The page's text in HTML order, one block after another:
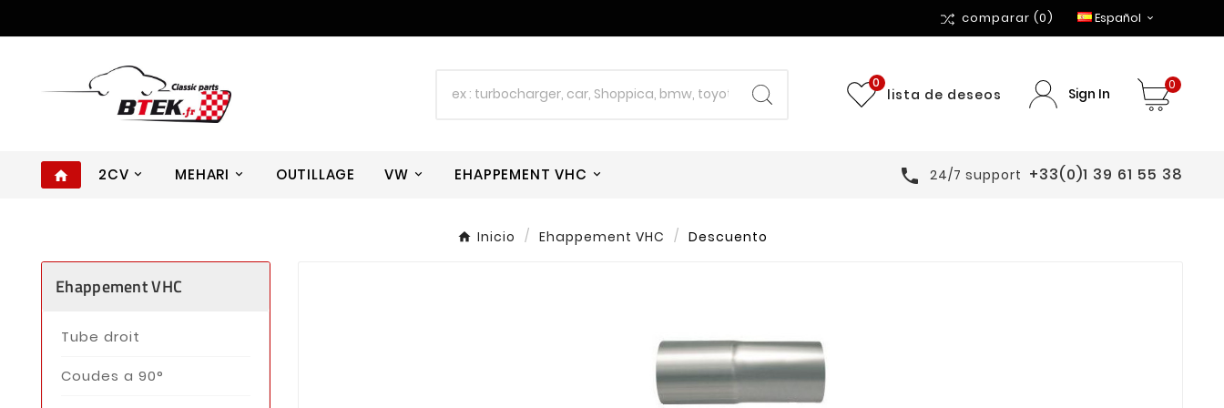
comparar (0) Español 
lista de deseos
0
Sign In
0
home 2CV MEHARI OUTILLAGE VW EHAPPEMENT VHC  24/7 support +33(0)1 39 61 55 38
Inicio Ehappement VHC Descuento
Ehappement VHC
Tube droit
Coudes a 90°